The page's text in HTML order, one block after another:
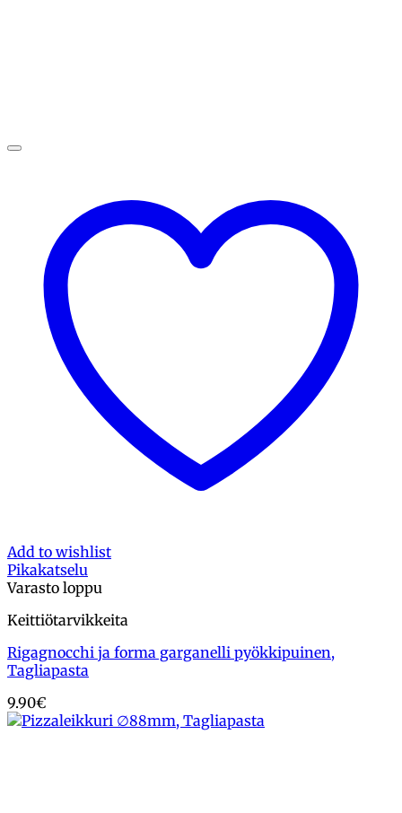
Add to wishlist
Pikakatselu
Varasto loppu
Keittiötarvikkeita
Rigagnocchi ja forma garganelli pyökkipuinen,
Tagliapasta
9.90€